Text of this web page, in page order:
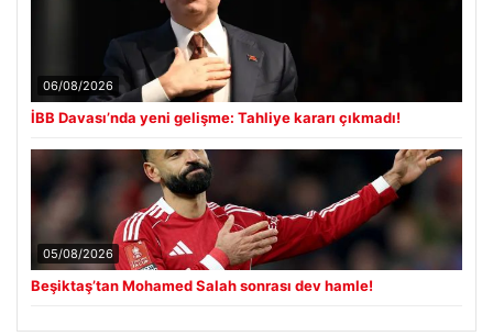
06/08/2026
İBB Davası’nda yeni gelişme: Tahliye kararı çıkmadı!
05/08/2026
Beşiktaş’tan Mohamed Salah sonrası dev hamle!